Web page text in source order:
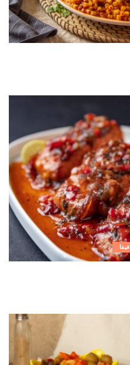
فيفا